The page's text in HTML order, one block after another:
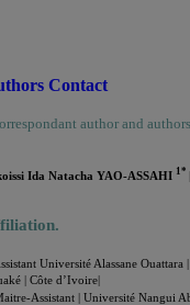
Contact
author and
Ida Natacha YAO-ASSAHI 1*
Université Alassane
| Côte d’Ivoire|
Assistant | Université Nangui